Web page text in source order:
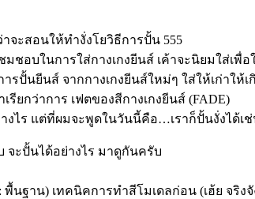
จะสอนให้ทำงั่งโยวิธีการปั้น 555
ชอบในการใส่กางเกงยีนส์ เค้าจะนิยมใส่เพื่
ปั้นยีนส์ จากกางเกงยีนส์ใหม่ๆ ใส่ให้เก่าให้
ยกว่าการ เฟตของสีกางเกงยีนส์ (FADE)
งไร แต่ที่ผมจะพูดในวันนี้คือ…เราก็ปั้นงั่งได้เช่
จะปั้นได้อย่างไร มาดูกันครับ
นฐาน) เทคนิคการทำสีโมเดลก่อน (เฮ้ย จริง